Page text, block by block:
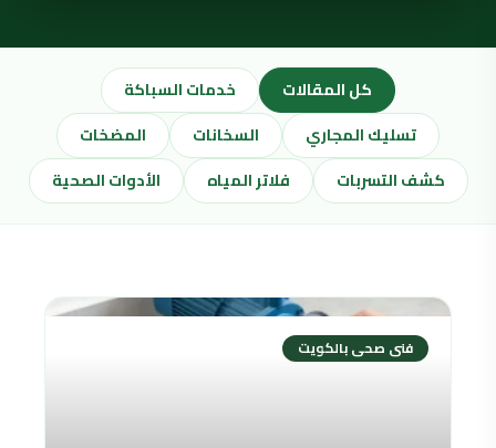
كل المقالات
خدمات السباكة
تسليك المجاري
السخانات
المضخات
كشف التسربات
فلاتر المياه الأدوات الصحية
فنى صحى بالكويت